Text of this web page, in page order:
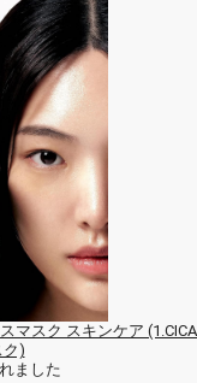
マスク スキンケア (1.CICA
ク)
ました